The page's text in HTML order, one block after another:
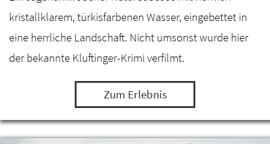
kristallklarem, türkisfarbenen Wasser, eingebettet in
eine herrliche Landschaft. Nicht umsonst wurde hier
der bekannte Kluftinger-Krimi verfilmt.
Zum Erlebnis